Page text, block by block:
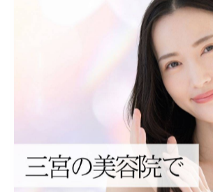
年齢を重ねたい50代女性の方へ。
Soellの脱白髪染め×白髪ぼかし×髪質
【ツヤ・立体感・似合わせ】をすべて
〒650-0012 兵庫県神戸市中央区北長狭
ル3F
（三宮駅徒歩約5分／元町駅徒歩約3分）